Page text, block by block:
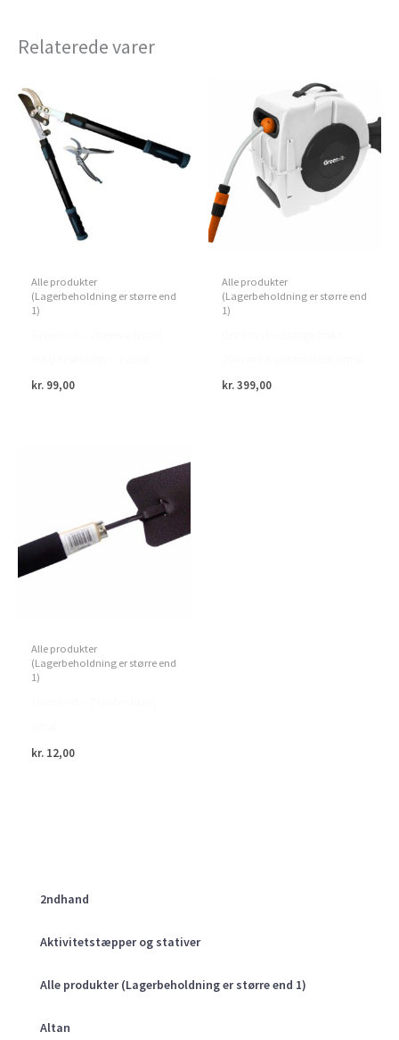
2ndhand
Aktivitetstæpper og stativer
Alle produkter (Lagerbeholdning er større end 1)
Altan
Relaterede varer
Alle produkter
(Lagerbeholdning er større end
1)
kr. 99,00
Alle produkter
(Lagerbeholdning er større end
1)
kr.399,00
Alle produkter
(Lagerbeholdning er større end
1)
kr. 12,00